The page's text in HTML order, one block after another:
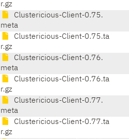
r.gz
Clustericious-Client-0.75.
meta
Clustericious-Client-0.75.ta
r.gz
Clustericious-Client-0.76.
meta
Clustericious-Client-0.76.ta
r.gz
Clustericious-Client-0.77.
meta
Clustericious-Client-0.77.ta
r.gz